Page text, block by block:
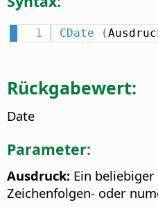
CDate (
Rückgabewert:
Date
Parameter:
Ausdruck: Ein
Zeichenfolgen- oder